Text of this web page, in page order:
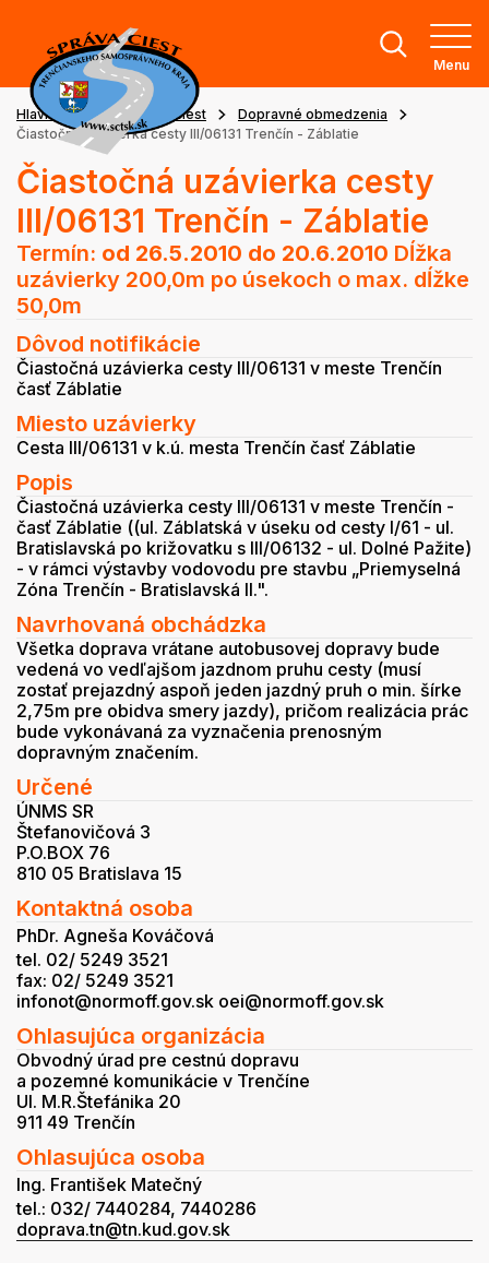
Menu
Hlavná stránka Stav ciest
Dopravné obmedzenia
Čiastočná uzávierka cesty III/06131 Trenčín - Záblatie
Čiastočná uzávierka cesty
III/06131 Trenčín - Záblatie
Termín: od 26.5.2010 do 20.6.2010 Dĺžka
uzávierky 200,0m po úsekoch o max. dĺžke
50,0m
Dôvod notifikácie
Čiastočná uzávierka cesty III/06131 v meste Trenčín
časť Záblatie
Miesto uzávierky
Cesta III/06131 v k.ú. mesta Trenčín časť Záblatie
Popis
Čiastočná uzávierka cesty III/06131 v meste Trenčín -
časť Záblatie ((ul. Záblatská v úseku od cesty I/61 - ul.
Bratislavská po križovatku s III/06132 - ul. Dolné Pažite)
- v rámci výstavby vodovodu pre stavbu „Priemyselná
Zóna Trenčín - Bratislavská II.".
Navrhovaná obchádzka
Všetka doprava vrátane autobusovej dopravy bude
vedená vo vedľajšom jazdnom pruhu cesty (musí
zostať prejazdný aspoň jeden jazdný pruh o min. šírke
2,75m pre obidva smery jazdy), pričom realizácia prác
bude vykonávaná za vyznačenia prenosným
dopravným značením.
Určené
ÚNMS SR
Štefanovičová 3
P.O.BOX 76
810 05 Bratislava 15
Kontaktná osoba
PhDr. Agneša Kováčová
tel. 02/ 5249 3521
fax: 02/ 5249 3521
infonot@normoff.gov.sk oei@normoff.gov.sk
Ohlasujúca organizácia
Obvodný úrad pre cestnú dopravu
a pozemné komunikácie v Trenčíne
Ul. M.R.Štefánika 20
911 49 Trenčín
Ohlasujúca osoba
Ing. František Matečný
tel.: 032/ 7440284, 7440286
doprava.tn@tn.kud.gov.sk